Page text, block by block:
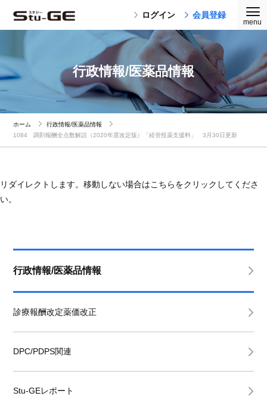
ログイン 会員登録
行政情報/医薬品情報
ホーム
行政情報/医薬品情報
1084 調剤報酬全点数解説（2020年度改定版）「経管投薬支援料」 3月30日更新
リダイレクトします。移動しない場合はこちらをクリックしてくださ
い。
行政情報/医薬品情報
診療報酬改定薬価改正
DPC/PDPS関連
Stu-GEレポート